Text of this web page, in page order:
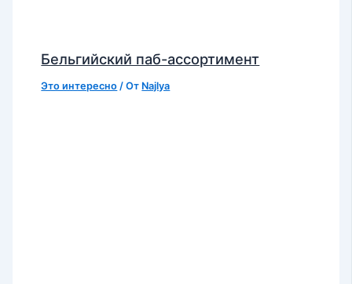
Бельгийский паб-ассортимент
Это интересно / От Najlya